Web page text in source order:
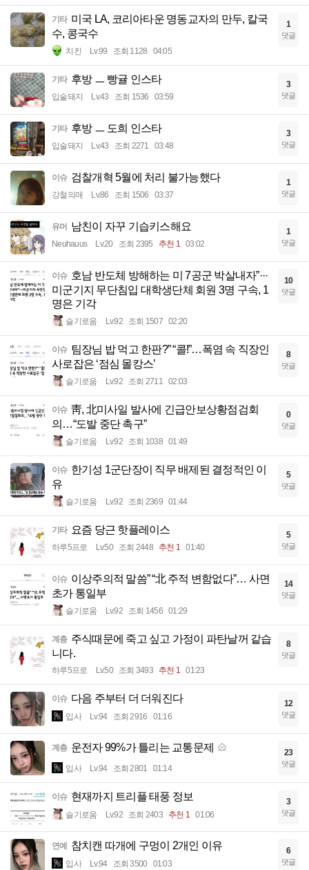
기타 미국 LA, 코리아타운 명동교자의 만두, 칼국
수, 콩국수
치킨 Lv.99 조회 1128 04:05
1
댓글
기타 후방 ㅡ 빵귤 인스타
입술돼지 Lv.43 조회 1536 03:59
3
댓글
기타 후방 ㅡ 도희 인스타
입술돼지 Lv.43 조회 2271 03:48
3
댓글
이슈 검찰개혁 5월에 처리 불가능했다
강철의매 Lv.86 조회 1506 03:37
1
댓글
유머 남친이 자꾸 기습키스해요
Neuhauus Lv.20 조회 2395 추천 1 03:02
1
댓글
이슈 호남 반도체 방해하는 미 7공군 박살내자”···
미군기지 무단침입 대학생단체 회원 3명 구속, 1
명은 기각
슬기로움 Lv.92 조회 1507 02:20
10
댓글
이슈 팀장님 밥 먹고 한판?” “콜!”…폭염 속 직장인
사로잡은 ‘점심 몰캉스’
슬기로움 Lv.92 조회 2711 02:03
8
댓글
이슈 靑, 北미사일 발사에 긴급안보상황점검회
의…“도발 중단 촉구”
슬기로움 Lv.92 조회 1038 01:49
0
댓글
이슈 한기성 1군단장이 직무 배제된 결정적인 이
유
슬기로움 Lv.92 조회 2369 01:44
5
댓글
기타 요즘 당근 핫플레이스
하루5프로 Lv.50 조회 2448 추천 1 01:40
5
댓글
이슈 이상주의적 말씀” “北 주적 변함없다”… 사면
초가 통일부
슬기로움 Lv.92 조회 1456 01:29
14
댓글
계층 주식때문에 죽고 싶고 가정이 파탄날꺼 같습
니다.
하루5프로 Lv.50 조회 3493 추천 1 01:23
8
댓글
이슈 다음 주부터 더 더워진다
입사 Lv.94 조회 2916 01:16
12
댓글
계층 운전자 99%가 틀리는 교통문제
입사 Lv.94 조회 2801 01:14
23
댓글
이슈 현재까지 트리플 태풍 정보
슬기로움 Lv.92 조회 2403 추천 1 01:06
3
댓글
연예 참치캔 따개에 구멍이 2개인 이유
입사 Lv.94 조회 3500 01:03
6
댓글